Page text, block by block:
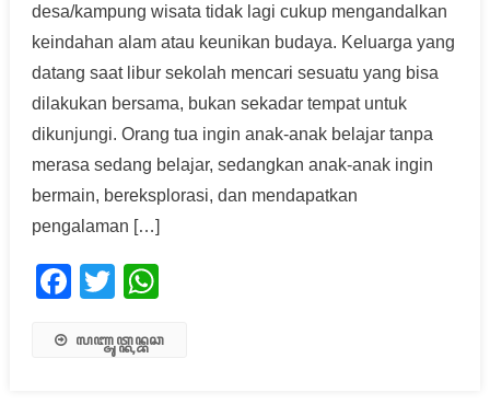
desa/kampung wisata tidak lagi cukup mengandalkan
keindahan alam atau keunikan budaya. Keluarga yang
datang saat libur sekolah mencari sesuatu yang bisa
dilakukan bersama, bukan sekadar tempat untuk
dikunjungi. Orang tua ingin anak-anak belajar tanpa
merasa sedang belajar, sedangkan anak-anak ingin
bermain, bereksplorasi, dan mendapatkan
pengalaman […]
Facebook
Twitter
ꦭꦚ꧀ꦗꦸꦠ꧀ꦏꦤ꧀ꦧꦕ